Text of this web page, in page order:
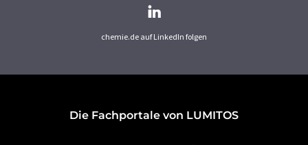
chemie.de auf LinkedIn folgen
Die Fachportale von LUMITOS